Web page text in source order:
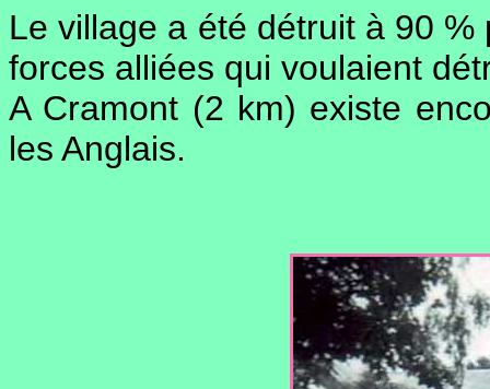
Le village a été détruit à 90
forces alliées qui voulaient
A Cramont (2 km) existe
les Anglais.